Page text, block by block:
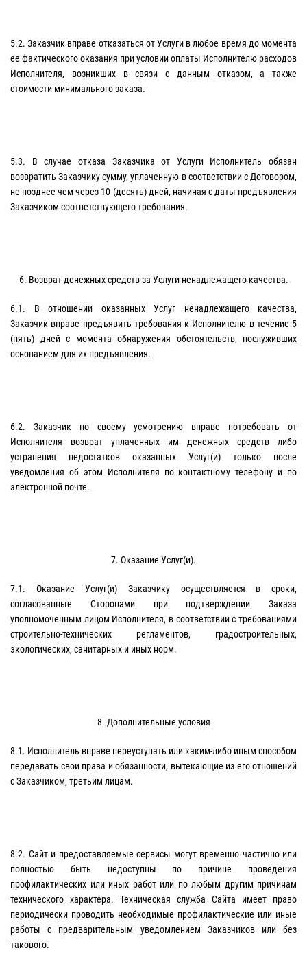
5.2. Заказчик вправе отказаться от Услуги в любое время до момента
ее фактического оказания при условии оплаты Исполнителю расходов
Исполнителя, возникших в связи с данным отказом, а также
стоимости минимального заказа.
5.3. В случае отказа Заказчика от Услуги Исполнитель обязан
возвратить Заказчику сумму, уплаченную в соответствии с Договором,
не позднее чем через 10 (десять) дней, начиная с даты предъявления
Заказчиком соответствующего требования.
6. Возврат денежных средств за Услуги ненадлежащего качества.
6.1. В отношении оказанных Услуг ненадлежащего качества,
Заказчик вправе предъявить требования к Исполнителю в течение 5
(пять) дней с момента обнаружения обстоятельств, послуживших
основанием для их предъявления.
6.2. Заказчик по своему усмотрению вправе потребовать от
Исполнителя возврат уплаченных им денежных средств либо
устранения недостатков оказанных Услуг(и) только после
уведомления об этом Исполнителя по контактному телефону и по
электронной почте.
7. Оказание Услуг(и).
7.1. Оказание Услуг(и) Заказчику осуществляется в сроки,
согласованные Сторонами при подтверждении Заказа
уполномоченным лицом Исполнителя, в соответствии с требованиями
строительно-технических регламентов, градостроительных,
экологических, санитарных и иных норм.
8. Дополнительные условия
8.1. Исполнитель вправе переуступать или каким-либо иным способом
передавать свои права и обязанности, вытекающие из его отношений
с Заказчиком, третьим лицам.
8.2. Сайт и предоставляемые сервисы могут временно частично или
полностью быть недоступны по причине проведения
профилактических или иных работ или по любым другим причинам
технического характера. Техническая служба Сайта имеет право
периодически проводить необходимые профилактические или иные
работы с предварительным уведомлением Заказчиков или без
такового.